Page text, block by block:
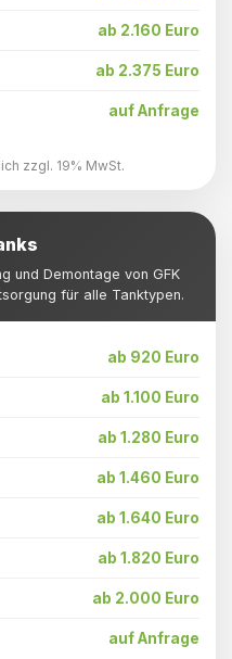
ab 2.160 Euro
ab 2.375 Euro
auf Anfrage
zzgl. 19% MwSt.
und Demontage von GFK
für alle Tanktypen.
ab 920 Euro
ab 1.100 Euro
ab 1.280 Euro
ab 1.460 Euro
ab 1.640 Euro
ab 1.820 Euro
ab 2.000 Euro
auf Anfrage